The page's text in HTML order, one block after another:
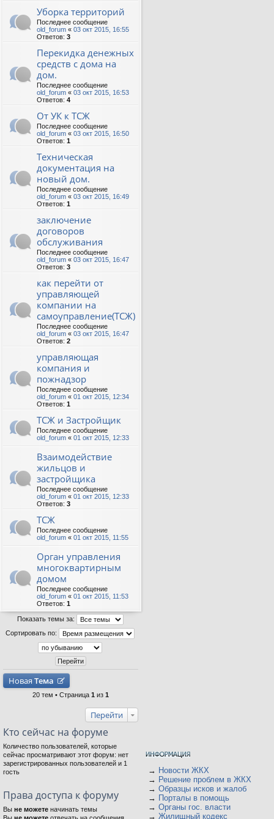
Уборка территорий
Последнее сообщение
old_forum « 03 окт 2015, 16:55
Ответов: 3
Перекидка денежных
средств с дома на
дом.
Последнее сообщение
old_forum « 03 окт 2015, 16:53
Ответов: 4
От УК к ТСЖ
Последнее сообщение
old_forum « 03 окт 2015, 16:50
Ответов: 1
Техническая
документация на
новый дом.
Последнее сообщение
old_forum « 03 окт 2015, 16:49
Ответов: 1
заключение
договоров
обслуживания
Последнее сообщение
old_forum « 03 окт 2015, 16:47
Ответов: 3
как перейти от
управляющей
компании на
самоуправление(ТСЖ)
Последнее сообщение
old_forum « 03 окт 2015, 16:47
Ответов: 2
управляющая
компания и
пожнадзор
Последнее сообщение
old_forum « 01 окт 2015, 12:34
Ответов: 1
ТСЖ и Застройщик
Последнее сообщение
old_forum « 01 окт 2015, 12:33
Взаимодействие
жильцов и
застройщика
Последнее сообщение
old_forum « 01 окт 2015, 12:33
Ответов: 3
ТСЖ
Последнее сообщение
old_forum « 01 окт 2015, 11:55
Орган управления
многоквартирным
домом
Последнее сообщение
old_forum « 01 окт 2015, 11:53
Ответов: 1
Показать темы за:
Сортировать по:
Новая Тема
20 тем • Страница 1 из 1
Перейти
Кто сейчас на форуме
Количество пользователей, которые
сейчас просматривают этот форум: нет
зарегистрированных пользователей и 1
гость
Права доступа к форуму
Вы не можете начинать темы
→ Новости ЖКХ
→ Решение проблем в ЖКХ
→ Образцы исков и жалоб
→ Порталы в помощь
→ Органы гос. власти
→ Жилищный кодекс